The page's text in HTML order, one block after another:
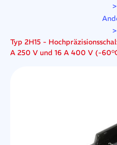
>
>
Typ 2H15 -
A 250 V und 16 A 400 V (-